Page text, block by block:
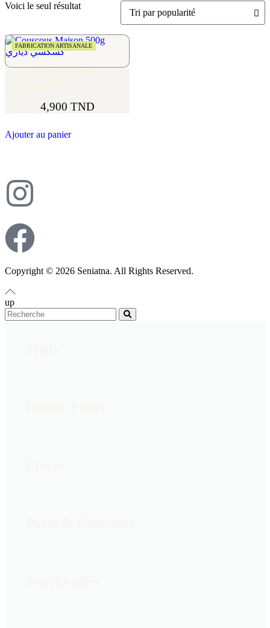
Voici le seul résultat
FABRICATION ARTISANALE
4,900 TND
Ajouter au panier
Copyright © 2026 Seniatna. All Rights Reserved.
up